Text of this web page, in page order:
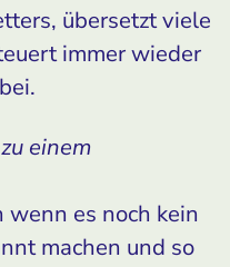
übersetzt viele
immer wieder
einem
es noch kein
machen und so